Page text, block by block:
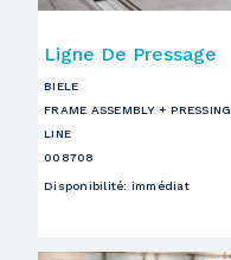
Ligne De Pressage
BIELE
FRAME ASSEMBLY + PRESSING
LINE
008708
Disponibilité: immédiat